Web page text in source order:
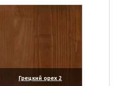
Грецкий орех 2